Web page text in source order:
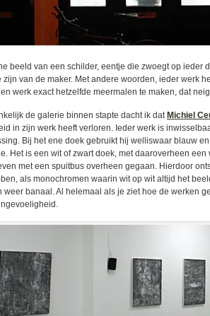
beeld van een schilder, eentje die zwoegt op ieder
zijn van de maker. Met andere woorden, ieder werk
werk exact hetzelfde meermalen te maken, dat
de galerie binnen stapte dacht ik dat Michiel
in zijn werk heeft verloren. Ieder werk is
Bij het ene doek gebruikt hij welliswaar blauw
Het is een wit of zwart doek, met daaroverheen
met een spuitbus overheen gegaan. Hierdoor
als monochromen waarin wit op wit altijd het
weer banaal. Al helemaal als je ziet hoe de werken